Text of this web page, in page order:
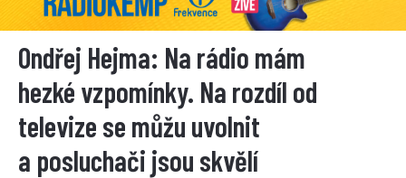
Ondřej Hejma: Na rádio mám
hezké vzpomínky. Na rozdíl od
televize se můžu uvolnit
a posluchači jsou skvělí